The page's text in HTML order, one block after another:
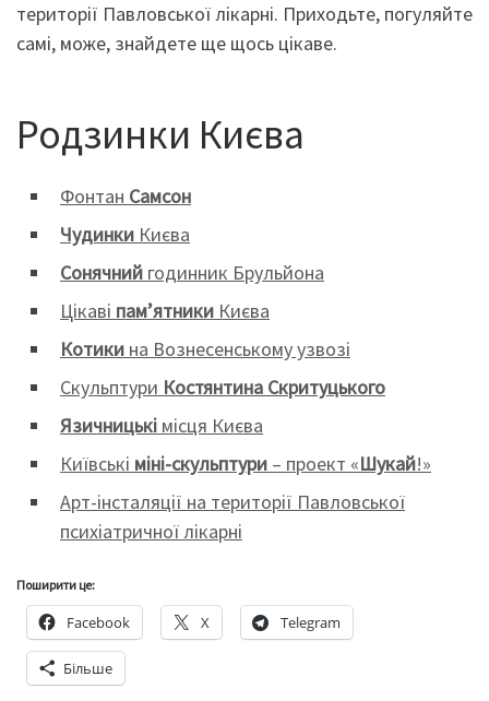
території Павловської лікарні. Приходьте, погуляйте
самі, може, знайдете ще щось цікаве.
Родзинки Києва
Фонтан Самсон
Чудинки Києва
Сонячний годинник Брульйона
Цікаві пам’ятники Києва
Котики на Вознесенському узвозі
Cкульптури Костянтина Скритуцького
Язичницькі місця Києва
Київські міні-скульптури – проект «Шукай!»
Арт-інсталяції на території Павловської
психіатричної лікарні
Поширити це:
Facebook X Telegram
Більше